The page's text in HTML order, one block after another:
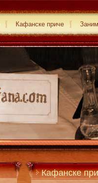
Кафанске приче
Кафанске